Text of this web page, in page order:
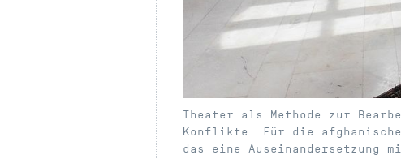
Theater als Methode zur
Konflikte: Für die
das eine Auseinandersetzung